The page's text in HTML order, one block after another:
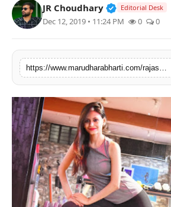
JR Choudhary Verified
Editorial Desk
Dec 12, 2019 • 11:24 PM 0 0